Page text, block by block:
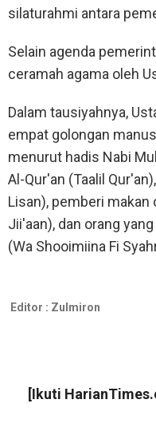
silaturahmi antara
Selain agenda
ceramah agama oleh
Dalam tausiyahnya,
empat golongan
menurut hadis Nabi
Al-Qur'an (Taalil
Lisan), pemberi makan
Jii'aan), dan orang
(Wa Shooimiina Fi
Editor : Zulmiron
[Ikuti